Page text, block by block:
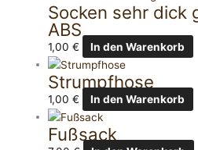
Socken sehr
ABS
1,00€ In den Warenkorb
Strumpfhose
1,00€ In den Warenkorb
Fußsack